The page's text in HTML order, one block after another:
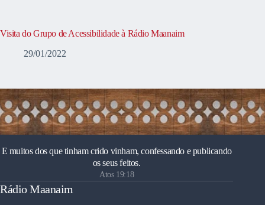
Visita do Grupo de Acessibilidade à Rádio Maanaim
29/01/2022
E muitos dos que tinham crido vinham, confessando e publicando
os seus feitos.
Atos 19:18
Rádio Maanaim